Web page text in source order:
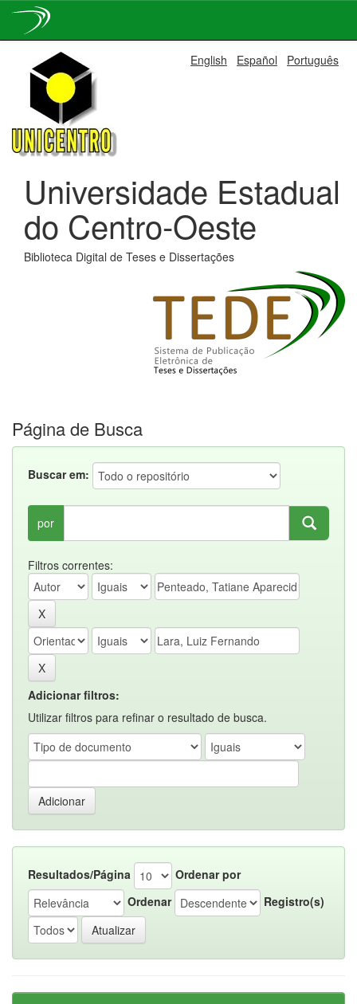
navigation
English Español Português
Universidade Estadual
do Centro-Oeste
Biblioteca Digital de Teses e Dissertações
Página de Busca
Buscar em:
por
Filtros correntes:
Adicionar filtros:
Utilizar filtros para refinar o resultado de busca.
Resultados/Página
Ordenar por
Ordenar
Registro(s)